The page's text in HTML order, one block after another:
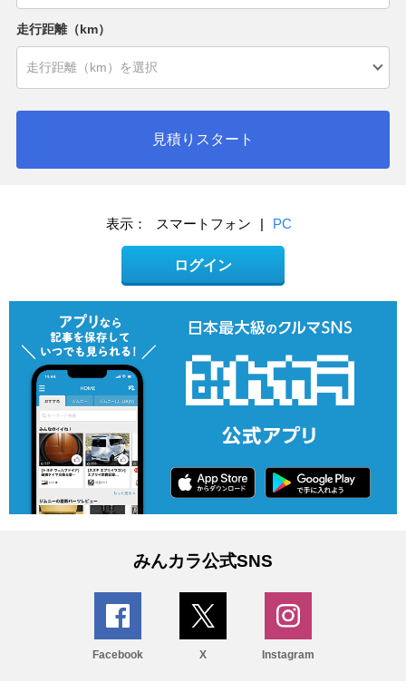
走行距離（km）
見積りスタート
表示： スマートフォン | PC
ログイン
みんカラ公式SNS
Facebook X Instagram